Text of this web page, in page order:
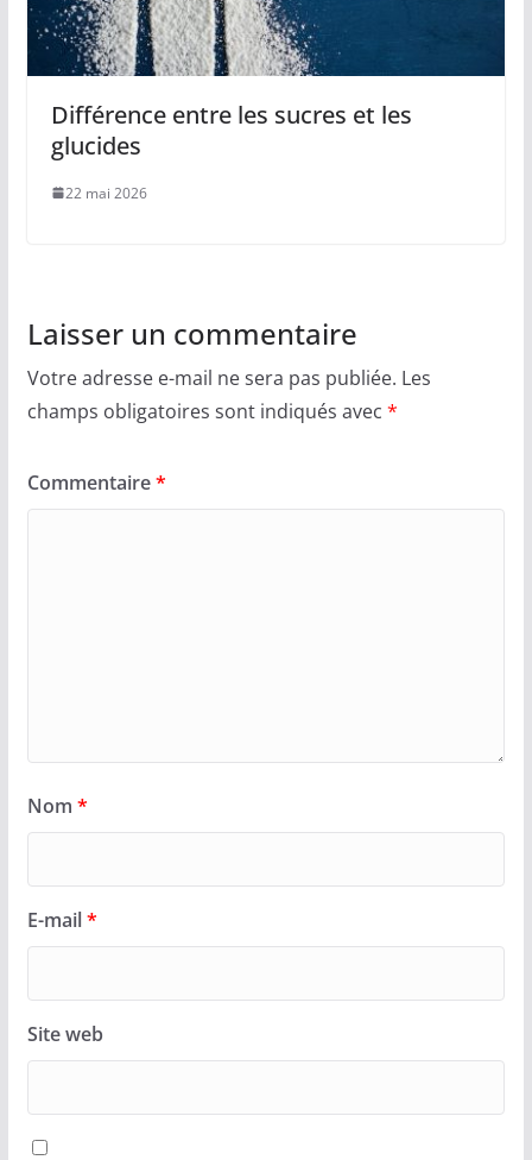
Différence entre les sucres et les
glucides
22 mai 2026
Laisser un commentaire
Votre adresse e-mail ne sera pas publiée. Les
champs obligatoires sont indiqués avec *
Commentaire*
Nom *
E-mail*
Site web